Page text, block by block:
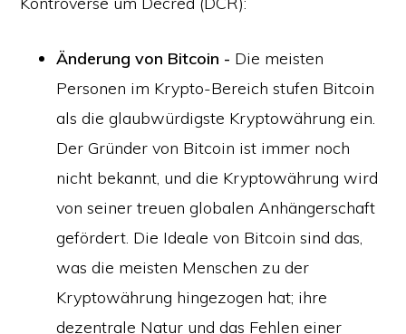
Änderung von Bitcoin - Die meisten
Personen im Krypto-Bereich stufen Bitcoin
als die glaubwürdigste Kryptowährung ein.
Der Gründer von Bitcoin ist immer noch
nicht bekannt, und die Kryptowährung wird
von seiner treuen globalen Anhängerschaft
gefördert. Die Ideale von Bitcoin sind das,
was die meisten Menschen zu der
Kryptowährung hingezogen hat; ihre
dezentrale Natur und das Fehlen einer